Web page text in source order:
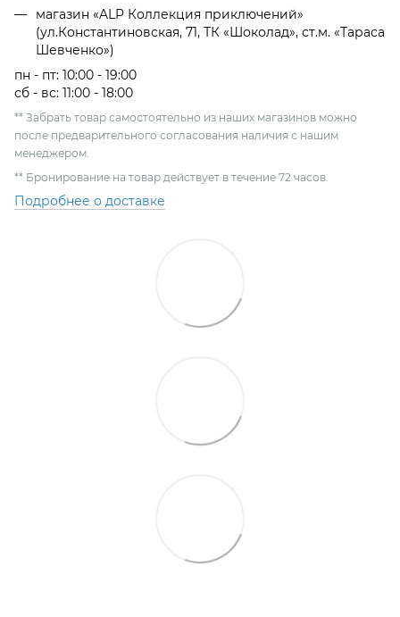
магазин «ALP Коллекция приключений»
(ул.Константиновская, 71, ТК «Шоколад», ст.м. «Тараса
Шевченко»)
пн - пт: 10:00 - 19:00
сб - вс: 11:00 - 18:00
** Забрать товар самостоятельно из наших магазинов можно
после предварительного согласования наличия с нашим
менеджером.
** Бронирование на товар действует в течение 72 часов.
Подробнее о доставке